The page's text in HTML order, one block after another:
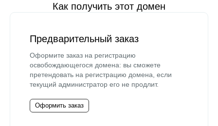
Как получить этот домен
Предварительный заказ
Оформите заказ на регистрацию
освобождающегося домена: вы сможете
претендовать на регистрацию домена, если
текущий администратор его не продлит.
Оформить заказ